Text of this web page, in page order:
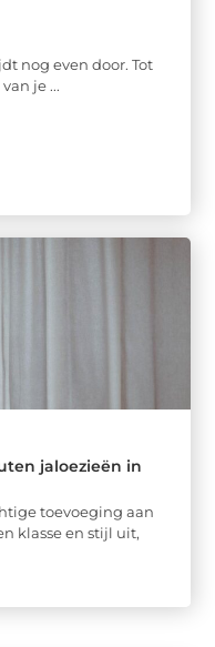
nog even door. Tot
je ...
jaloezieën in
toevoeging aan
klasse en stijl uit,